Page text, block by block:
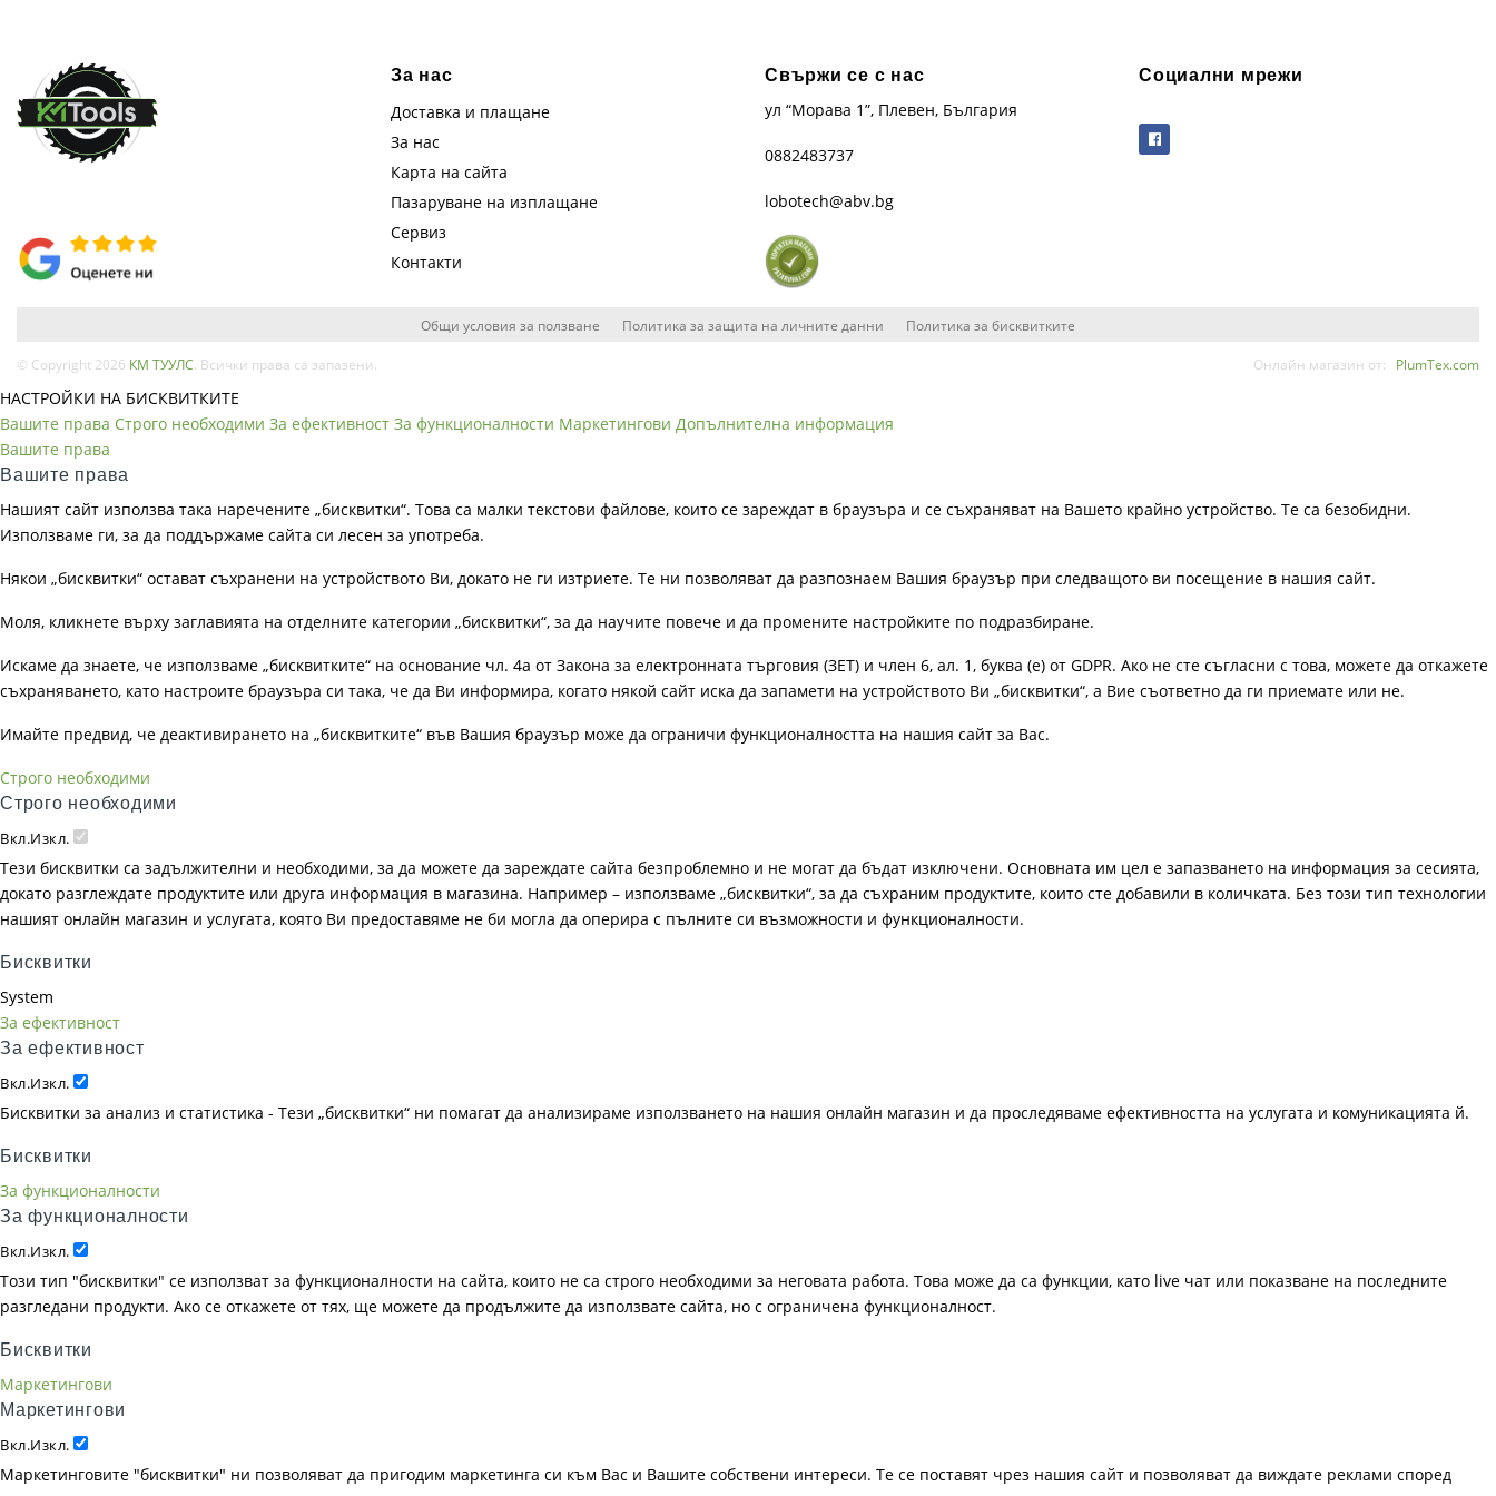
За нас
Доставка и плащане
За нас
Карта на сайта
Пазаруване на изплащане
Сервиз
Контакти
Свържи се с нас
ул “Морава 1”, Плевен, България
0882483737
lobotech@abv.bg
Социални мрежи
Общи условия за ползване Политика за защита на личните данни Политика за бисквитките
© Copyright 2026 КМ ТУУЛС . Всички права са запазени. Онлайн магазин от: PlumTex.com
НАСТРОЙКИ НА БИСКВИТКИТЕ
Вашите права Строго необходими За ефективност За функционалности Маркетингови Допълнителна информация
Вашите права
Вашите права
Нашият сайт използва така наречените „бисквитки“. Това са малки текстови файлове, които се зареждат в браузъра и се съхраняват на Вашето крайно устройство. Те са безобидни.
Използваме ги, за да поддържаме сайта си лесен за употреба.
Някои „бисквитки“ остават съхранени на устройството Ви, докато не ги изтриете. Те ни позволяват да разпознаем Вашия браузър при следващото ви посещение в нашия сайт.
Моля, кликнете върху заглавията на отделните категории „бисквитки“, за да научите повече и да промените настройките по подразбиране.
Искаме да знаете, че използваме „бисквитките“ на основание чл. 4а от Закона за електронната търговия (ЗЕТ) и член 6, ал. 1, буква (е) от GDPR. Ако не сте съгласни с това, можете да откажете
съхраняването, като настроите браузъра си така, че да Ви информира, когато някой сайт иска да запамети на устройството Ви „бисквитки“, а Вие съответно да ги приемате или не.
Имайте предвид, че деактивирането на „бисквитките“ във Вашия браузър може да ограничи функционалността на нашия сайт за Вас.
Строго необходими
Строго необходими
Вкл.Изкл.
Тези бисквитки са задължителни и необходими, за да можете да зареждате сайта безпроблемно и не могат да бъдат изключени. Основната им цел е запазването на информация за сесията,
докато разглеждате продуктите или друга информация в магазина. Например – използваме „бисквитки“, за да съхраним продуктите, които сте добавили в количката. Без този тип технологии
нашият онлайн магазин и услугата, която Ви предоставяме не би могла да оперира с пълните си възможности и функционалности.
Бисквитки
System
За ефективност
За ефективност
Вкл.Изкл.
Бисквитки за анализ и статистика - Тези „бисквитки“ ни помагат да анализираме използването на нашия онлайн магазин и да проследяваме ефективността на услугата и комуникацията й.
Бисквитки
За функционалности
За функционалности
Вкл.Изкл.
Този тип "бисквитки" се използват за функционалности на сайта, които не са строго необходими за неговата работа. Това може да са функции, като live чат или показване на последните
разгледани продукти. Ако се откажете от тях, ще можете да продължите да използвате сайта, но с ограничена функционалност.
Бисквитки
Маркетингови
Маркетингови
Вкл.Изкл.
Маркетинговите "бисквитки" ни позволяват да пригодим маркетинга си към Вас и Вашите собствени интереси. Те се поставят чрез нашия сайт и позволяват да виждате реклами според